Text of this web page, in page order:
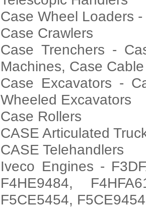
Case Wheel Loaders
Case Crawlers
Case Trenchers -
Machines, Case
Case Excavators -
Wheeled Excavators
Case Rollers
CASE Articulated
CASE Telehandlers
Iveco Engines -
F4HE9484,
F5CE5454,